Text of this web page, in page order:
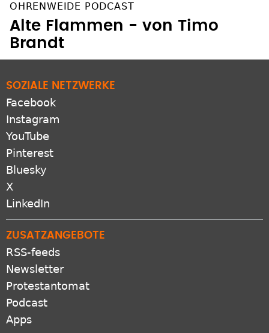
OHRENWEIDE PODCAST
Alte Flammen - von Timo
Brandt
SOZIALE NETZWERKE
Facebook
Instagram
YouTube
Pinterest
Bluesky
X
LinkedIn
ZUSATZANGEBOTE
RSS-feeds
Newsletter
Protestantomat
Podcast
Apps